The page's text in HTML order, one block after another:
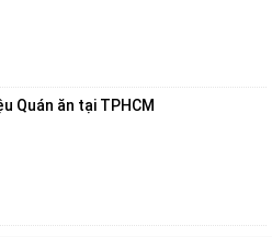
Quán ăn tại TPHCM